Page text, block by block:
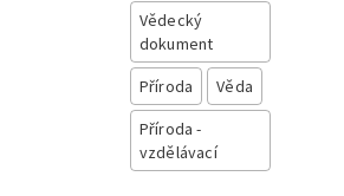
Vědecký
dokument
Příroda
Věda
Příroda -
vzdělávací